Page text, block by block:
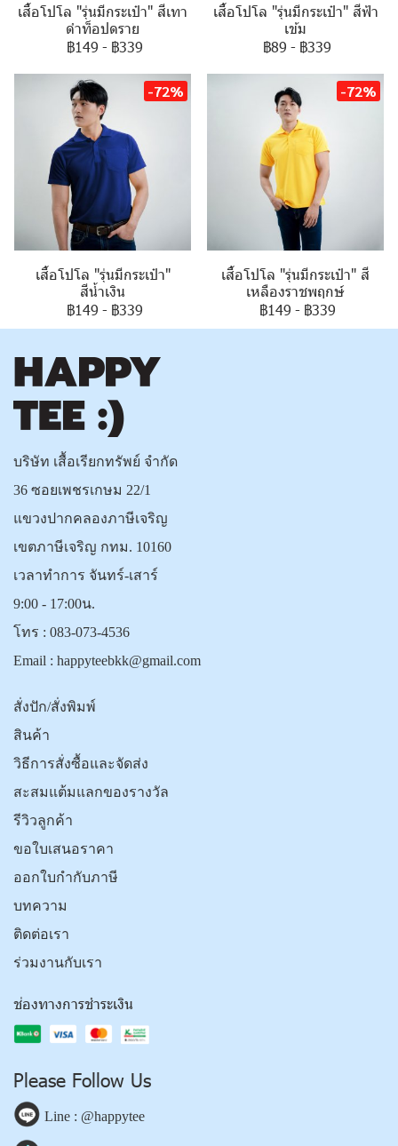
เสื้อโปโล "รุ่นมีกระเป๋า" สีเทา
ดำท็อปดราย
฿149 - ฿339
เสื้อโปโล "รุ่นมีกระเป๋า" สีฟ้า
เข้ม
฿89 - ฿339
-72%
เสื้อโปโล "รุ่นมีกระเป๋า"
สีน้ำเงิน
฿149 - ฿339
-72%
เสื้อโปโล "รุ่นมีกระเป๋า" สี
เหลืองราชพฤกษ์
฿149 - ฿339
บริษัท เสื้อเรียกทรัพย์ จำกัด
36 ซอยเพชรเกษม 22/1
แขวงปากคลองภาษีเจริญ
เขตภาษีเจริญ กทม. 10160
เวลาทำการ จันทร์-เสาร์
9:00 - 17:00น.
โทร : 083-073-4536
Email : happyteebkk@gmail.com
สั่งปัก/สั่งพิมพ์
สินค้า
วิธีการสั่งซื้อและจัดส่ง
สะสมแต้มแลกของรางวัล
รีวิวลูกค้า
ขอใบเสนอราคา
ออกใบกำกับภาษี
บทความ
ติดต่อเรา
ร่วมงานกับเรา
ช่องทางการชำระเงิน
Please Follow Us
Line : @happytee